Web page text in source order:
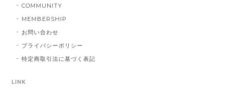
COMMUNITY
MEMBERSHIP
お問い合わせ
プライバシーポリシー
特定商取引法に基づく表記
LINK